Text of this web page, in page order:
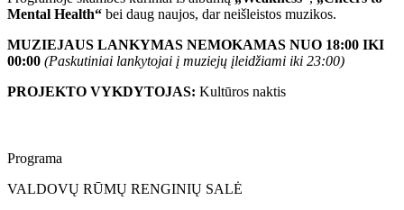
Mental Health“ bei daug naujos, dar neišleistos muzikos.
MUZIEJAUS LANKYMAS NEMOKAMAS NUO 18:00 IKI
00:00 (Paskutiniai lankytojai į muziejų įleidžiami iki 23:00)
PROJEKTO VYKDYTOJAS: Kultūros naktis
Programa
VALDOVŲ RŪMŲ RENGINIŲ SALĖ